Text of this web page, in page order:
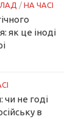
/ НА ЧАСІ
як це іноді
чи не годі
в